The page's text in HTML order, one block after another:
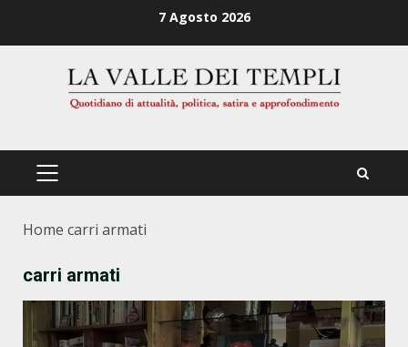
7 Agosto 2026
PRIMÄRES
Home carri armati
carri armati